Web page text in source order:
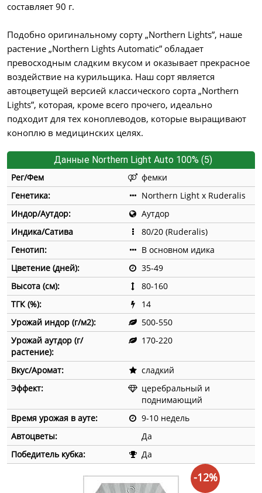
составляет 90 г.
Подобно оригинальному сорту „Northern Lights”, наше
растение „Northern Lights Automatic” обладает
превосходным сладким вкусом и оказывает прекрасное
воздействие на курильщика. Наш сорт является
автоцветущей версией классического сорта „Northern
Lights”, которая, кроме всего прочего, идеально
подходит для тех коноплеводов, которые выращивают
коноплю в медицинских целях.
Данные Northern Light Auto 100% (5)
Рег/Фем
фемки
Генетика:
Northern Light x Ruderalis
Индор/Аутдор:
Аутдор
Индика/Сатива
80/20 (Ruderalis)
Генотип:
В основном идика
Цветение (дней):
35-49
Высота (см):
80-160
ТГК (%):
14
Урожай индор (г/м2):
500-550
Урожай аутдор (г/
растение):
170-220
Вкус/Аромат:
сладкий
Эффект:
церебральный и
поднимающий
Время урожая в ауте:
9-10 недель
Автоцветы:
Да
Победитель кубка:
Да
-12%